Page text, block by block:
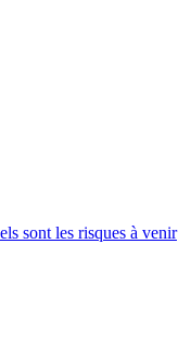
sont les risques à venir